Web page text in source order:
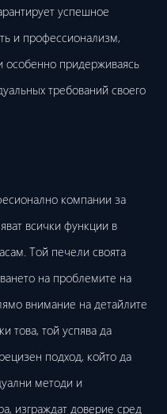
успешное
и профессионализм,
придерживаясь
требований своего
компании за
всички функции в
Той печели своята
на проблемите на
внимание на детайлите
това, той успява да
подход, който да
методи и
изграждат доверие сред